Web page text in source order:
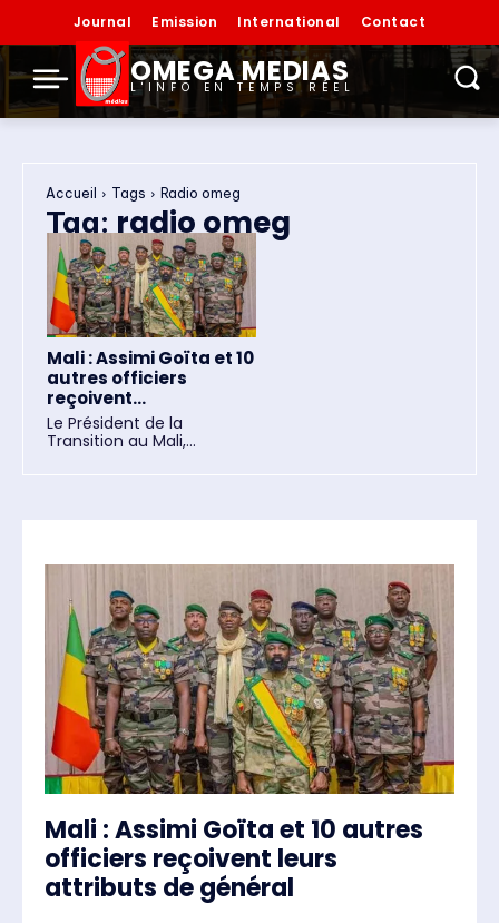
Journal Emission International Contact
OMEGA MEDIAS
L'INFO EN TEMPS RÉEL
Accueil Tags Radio omeg
Tag: radio omeg
Mali : Assimi Goïta et 10
autres officiers
reçoivent...
Le Président de la
Transition au Mali,...
Mali : Assimi Goïta et 10 autres
officiers reçoivent leurs
attributs de général